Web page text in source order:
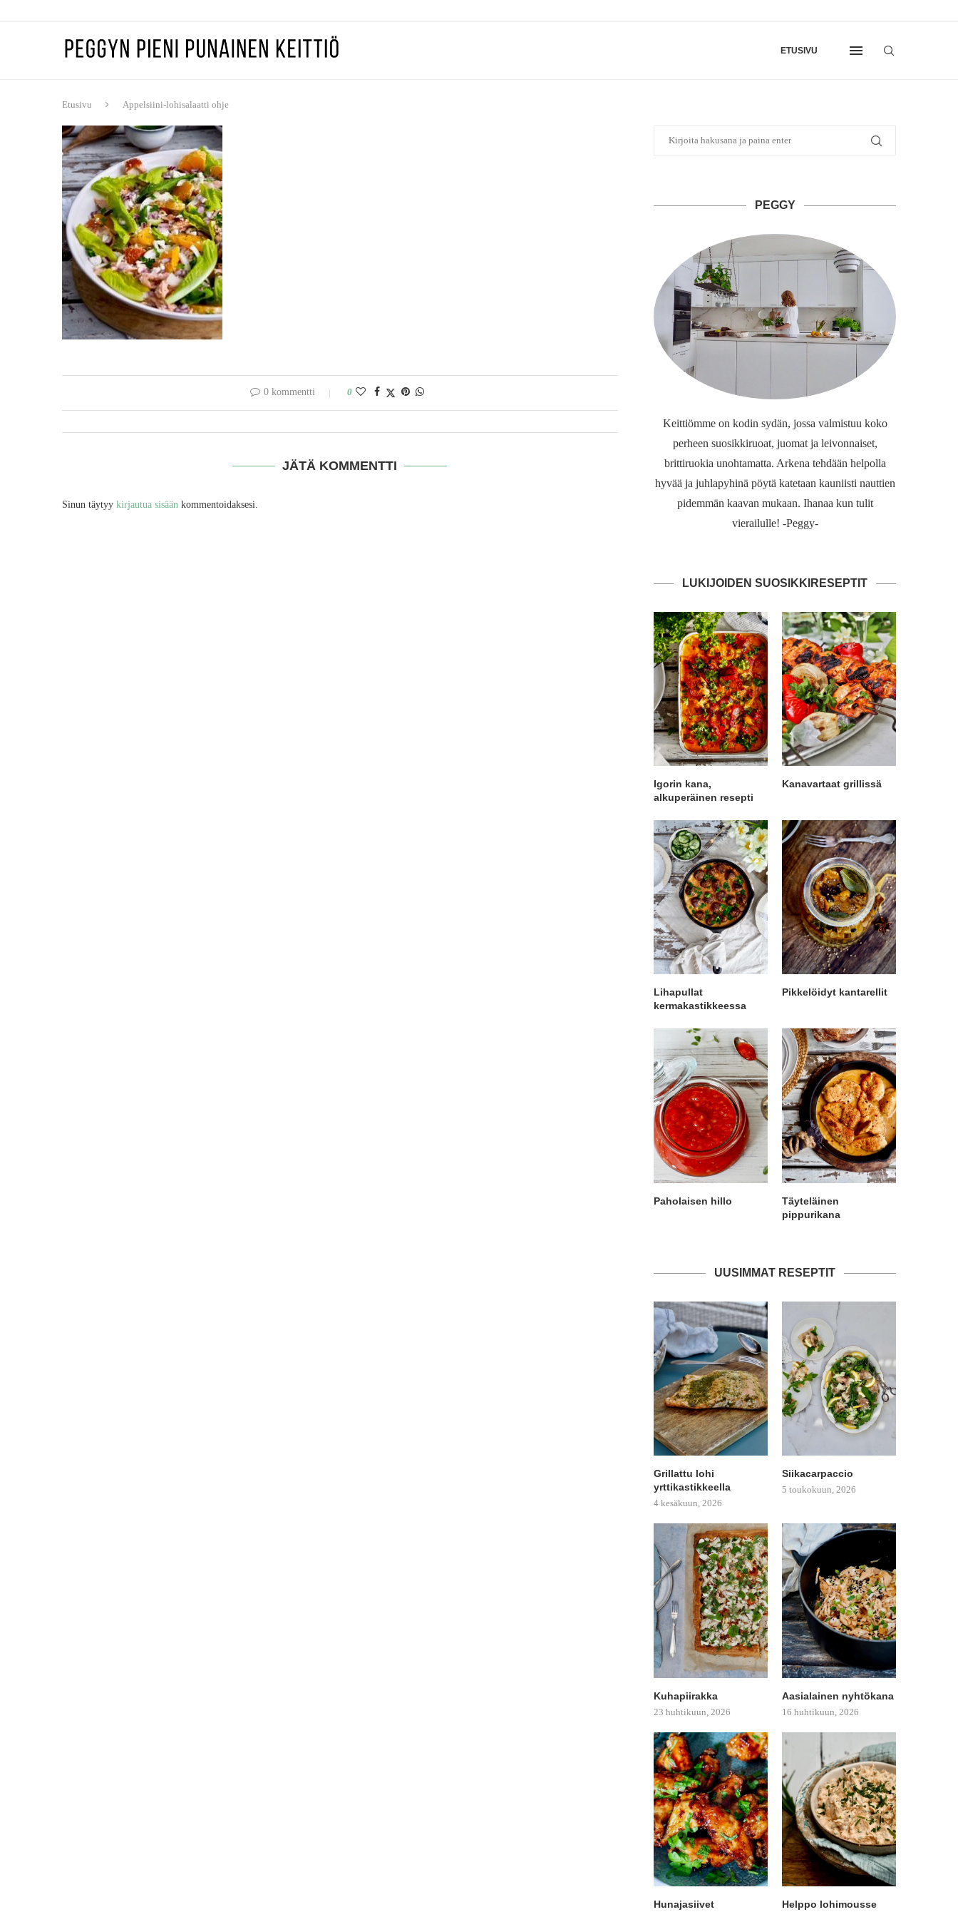
ETUSIVU
Etusivu Appelsiini-lohisalaatti ohje
0 kommentti 0
JÄTÄ KOMMENTTI
Sinun täytyy kirjautua sisään kommentoidaksesi.
PEGGY
Keittiömme on kodin sydän, jossa valmistuu koko
perheen suosikkiruoat, juomat ja leivonnaiset,
brittiruokia unohtamatta. Arkena tehdään helpolla
hyvää ja juhlapyhinä pöytä katetaan kauniisti nauttien
pidemmän kaavan mukaan. Ihanaa kun tulit
vierailulle! -Peggy-
LUKIJOIDEN SUOSIKKIRESEPTIT
Igorin kana,
alkuperäinen resepti
Kanavartaat grillissä
Lihapullat
kermakastikkeessa
Pikkelöidyt kantarellit
Paholaisen hillo
Täyteläinen
pippurikana
UUSIMMAT RESEPTIT
Grillattu lohi
yrttikastikkeella
4 kesäkuun, 2026
Siikacarpaccio
5 toukokuun, 2026
Kuhapiirakka
23 huhtikuun, 2026
Aasialainen nyhtökana
16 huhtikuun, 2026
Hunajasiivet Helppo lohimousse